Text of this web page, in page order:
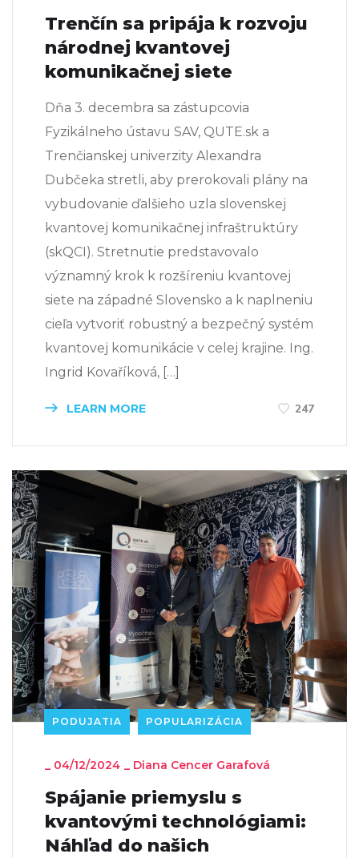
Trenčín sa pripája k rozvoju
národnej kvantovej
komunikačnej siete
Dňa 3. decembra sa zástupcovia
Fyzikálneho ústavu SAV, QUTE.sk a
Trenčianskej univerzity Alexandra
Dubčeka stretli, aby prerokovali plány na
vybudovanie ďalšieho uzla slovenskej
kvantovej komunikačnej infraštruktúry
(skQCI). Stretnutie predstavovalo
významný krok k rozšíreniu kvantovej
siete na západné Slovensko a k naplneniu
cieľa vytvoriť robustný a bezpečný systém
kvantovej komunikácie v celej krajine. Ing.
Ingrid Kovaříková, […]
LEARN MORE 247
PODUJATIA POPULARIZÁCIA
_ 04/12/2024 _ Diana Cencer Garafová
Spájanie priemyslu s
kvantovými technológiami:
Náhľad do našich